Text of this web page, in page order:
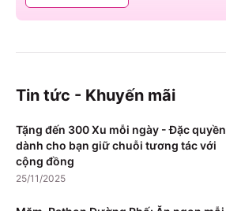
Tin tức - Khuyến mãi
Tặng đến 300 Xu mỗi ngày - Đặc quyền
dành cho bạn giữ chuỗi tương tác với
cộng đồng
25/11/2025